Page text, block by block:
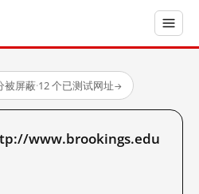
被屏蔽·12 个已测试网址→
www.brookings.edu